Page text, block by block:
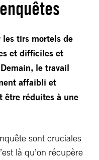
les tirs mortels de
et difficiles et
Demain, le travail
affaibli et
être réduites à une
sont cruciales
là qu’on récupère